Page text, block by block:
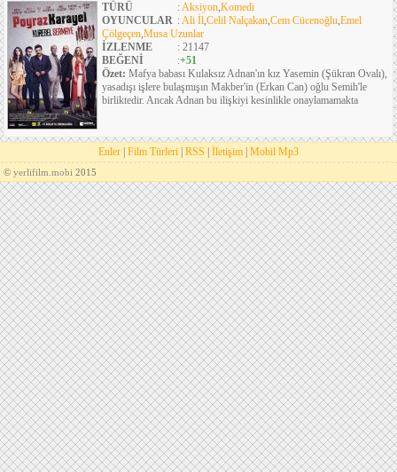
TÜRÜ
:Aksiyon,Komedi
OYUNCULAR :Ali İl,Celil Nalçakan,Cem Cücenoğlu,Emel
Çölgeçen,Musa Uzunlar
İZLENME
: 21147
BEĞENİ
:+51
Özet: Mafya babası Kulaksız Adnan'ın kız Yasemin (Şükran Ovalı),
yasadışı işlere bulaşmışın Makber'in (Erkan Can) oğlu Semih'le
birliktedir. Ancak Adnan bu ilişkiyi kesinlikle onaylamamakta
Enler Film Türleri RSS İletişim Mobil Mp3
© yerlifilm.mobi 2015